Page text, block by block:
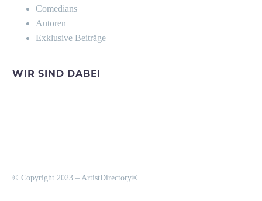
Comedians
Autoren
Exklusive Beiträge
WIR SIND DABEI
© Copyright 2023 – ArtistDirectory®